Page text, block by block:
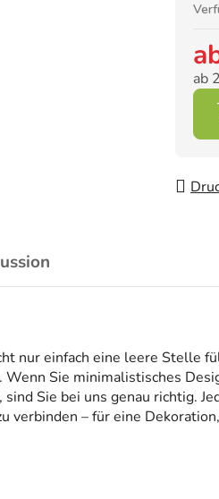
ab
nur einfach eine leere Stelle
Sie minimalistisches
Sie bei uns genau richtig.
verbinden – für eine